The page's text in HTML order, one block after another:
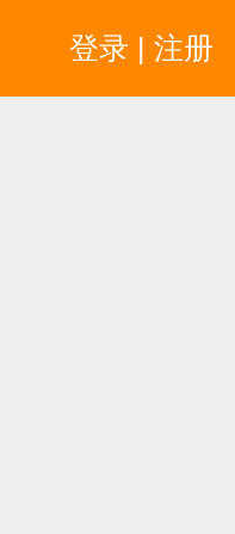
登录 | 注册